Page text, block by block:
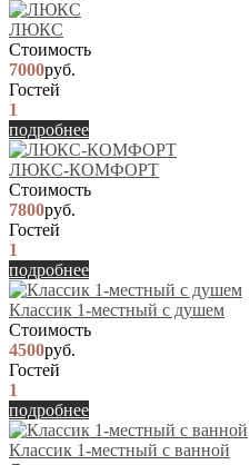
ЛЮКС
Стоимость
7000руб.
Гостей
1
подробнее
ЛЮКС-КОМФОРТ
Стоимость
7800руб.
Гостей
1
подробнее
Классик 1-местный с душем
Стоимость
4500руб.
Гостей
1
подробнее
Классик 1-местный с ванной